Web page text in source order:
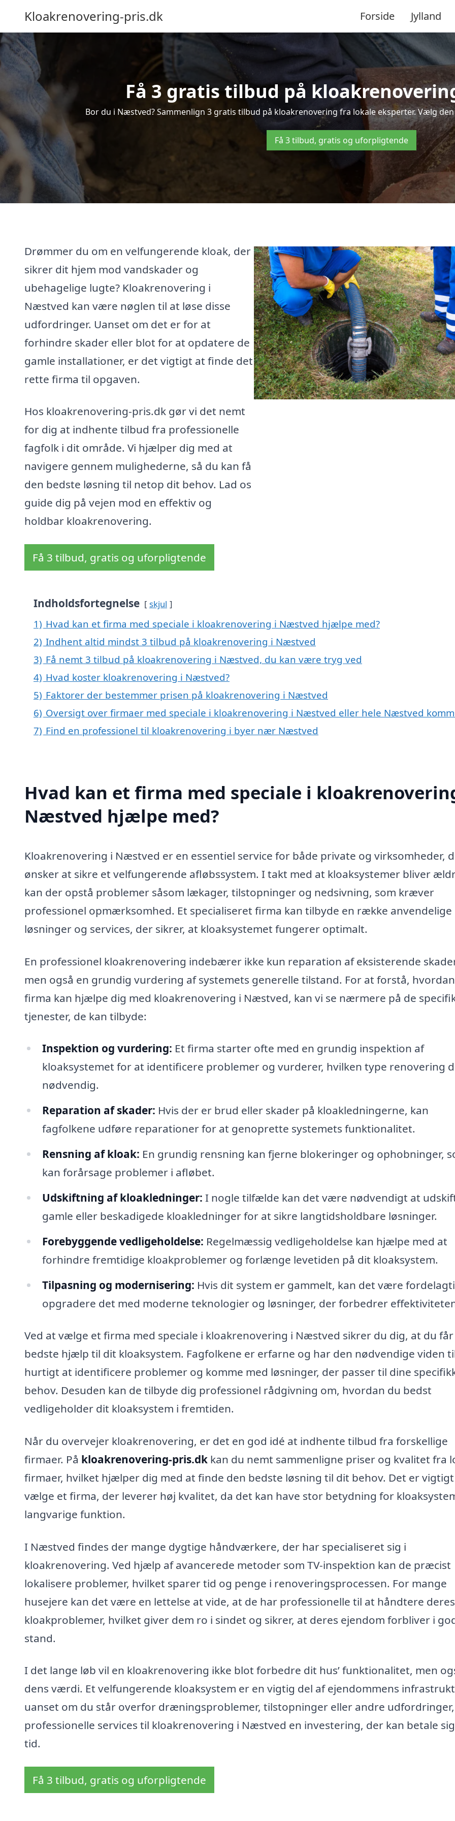
Kloakrenovering-pris.dk Forside Jylland
Få 3 gratis tilbud på
Bor du i Næstved? Sammenlign 3 gratis tilbud på kloakrenovering fra lokale eksperter. Vælg
Få 3 tilbud, gratis og uforpligtende
Drømmer du om en velfungerende kloak, der
sikrer dit hjem mod vandskader og
ubehagelige lugte? Kloakrenovering i
Næstved kan være nøglen til at løse disse
udfordringer. Uanset om det er for at
forhindre skader eller blot for at opdatere de
gamle installationer, er det vigtigt at finde det
rette firma til opgaven.
Hos kloakrenovering-pris.dk gør vi det nemt
for dig at indhente tilbud fra professionelle
fagfolk i dit område. Vi hjælper dig med at
navigere gennem mulighederne, så du kan få
den bedste løsning til netop dit behov. Lad os
guide dig på vejen mod en effektiv og
holdbar kloakrenovering.
Få 3 tilbud, gratis og uforpligtende
Indholdsfortegnelse skjul
1) Hvad kan et firma med speciale i kloakrenovering i Næstved hjælpe med?
2) Indhent altid mindst 3 tilbud på kloakrenovering i Næstved
3) Få nemt 3 tilbud på kloakrenovering i Næstved, du kan være tryg ved
4) Hvad koster kloakrenovering i Næstved?
5) Faktorer der bestemmer prisen på kloakrenovering i Næstved
6) Oversigt over firmaer med speciale i kloakrenovering i Næstved eller hele Næstved
7) Find en professionel til kloakrenovering i byer nær Næstved
Hvad kan et firma med speciale i
Næstved hjælpe med?
Kloakrenovering i Næstved er en essentiel service for både private og virksomheder,
ønsker at sikre et velfungerende afløbssystem. I takt med at kloaksystemer bliver
kan der opstå problemer såsom lækager, tilstopninger og nedsivning, som kræver
professionel opmærksomhed. Et specialiseret firma kan tilbyde en række anvendelige
løsninger og services, der sikrer, at kloaksystemet fungerer optimalt.
En professionel kloakrenovering indebærer ikke kun reparation af eksisterende
men også en grundig vurdering af systemets generelle tilstand. For at forstå,
firma kan hjælpe dig med kloakrenovering i Næstved, kan vi se nærmere på de
tjenester, de kan tilbyde:
Inspektion og vurdering: Et firma starter ofte med en grundig inspektion af
kloaksystemet for at identificere problemer og vurderer, hvilken type renovering
nødvendig.
Reparation af skader: Hvis der er brud eller skader på kloakledningerne, kan
fagfolkene udføre reparationer for at genoprette systemets funktionalitet.
Rensning af kloak: En grundig rensning kan fjerne blokeringer og ophobninger,
kan forårsage problemer i afløbet.
Udskiftning af kloakledninger: I nogle tilfælde kan det være nødvendigt at
gamle eller beskadigede kloakledninger for at sikre langtidsholdbare løsninger.
Forebyggende vedligeholdelse: Regelmæssig vedligeholdelse kan hjælpe med at
forhindre fremtidige kloakproblemer og forlænge levetiden på dit kloaksystem.
Tilpasning og modernisering: Hvis dit system er gammelt, kan det være
opgradere det med moderne teknologier og løsninger, der forbedrer
Ved at vælge et firma med speciale i kloakrenovering i Næstved sikrer du dig, at du
bedste hjælp til dit kloaksystem. Fagfolkene er erfarne og har den nødvendige viden
hurtigt at identificere problemer og komme med løsninger, der passer til dine
behov. Desuden kan de tilbyde dig professionel rådgivning om, hvordan du bedst
vedligeholder dit kloaksystem i fremtiden.
Når du overvejer kloakrenovering, er det en god idé at indhente tilbud fra forskellige
firmaer. På kloakrenovering-pris.dk kan du nemt sammenligne priser og kvalitet fra
firmaer, hvilket hjælper dig med at finde den bedste løsning til dit behov. Det er
vælge et firma, der leverer høj kvalitet, da det kan have stor betydning for
langvarige funktion.
I Næstved findes der mange dygtige håndværkere, der har specialiseret sig i
kloakrenovering. Ved hjælp af avancerede metoder som TV-inspektion kan de præcist
lokalisere problemer, hvilket sparer tid og penge i renoveringsprocessen. For mange
husejere kan det være en lettelse at vide, at de har professionelle til at håndtere deres
kloakproblemer, hvilket giver dem ro i sindet og sikrer, at deres ejendom forbliver i
stand.
I det lange løb vil en kloakrenovering ikke blot forbedre dit hus’ funktionalitet, men
dens værdi. Et velfungerende kloaksystem er en vigtig del af ejendommens
uanset om du står overfor dræningsproblemer, tilstopninger eller andre
professionelle services til kloakrenovering i Næstved en investering, der kan betale
tid.
Få 3 tilbud, gratis og uforpligtende